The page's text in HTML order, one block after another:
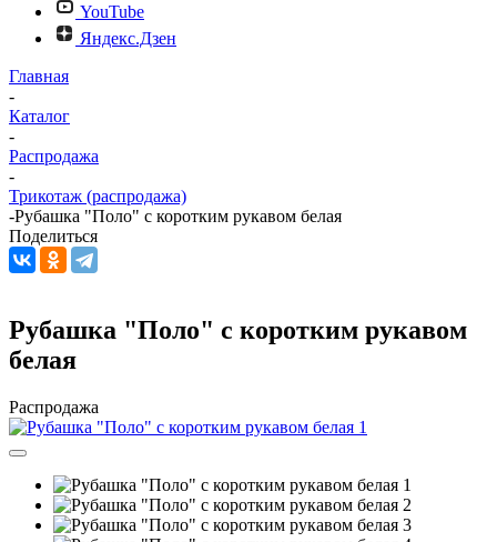
YouTube
Яндекс.Дзен
Главная
-
Каталог
-
Распродажа
-
Трикотаж (распродажа)
-Рубашка "Поло" с коротким рукавом белая
Поделиться
Рубашка "Поло" с коротким рукавом
белая
Распродажа